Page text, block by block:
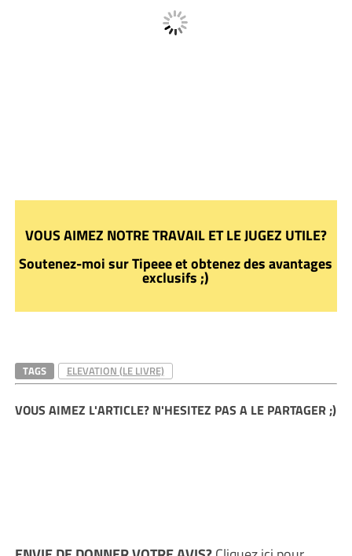
VOUS AIMEZ NOTRE TRAVAIL ET LE JUGEZ UTILE?
Soutenez-moi sur Tipeee et obtenez des avantages
exclusifs ;)
TAGS ELEVATION (LE LIVRE)
VOUS AIMEZ L'ARTICLE? N'HESITEZ PAS A LE PARTAGER ;)